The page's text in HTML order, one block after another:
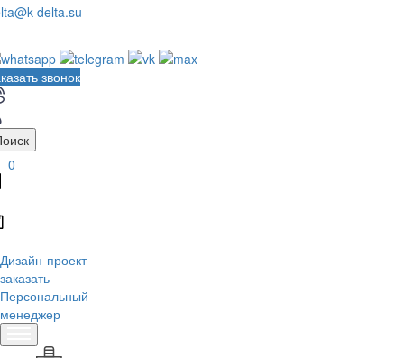
delta.su
звонок
0
Дизайн-проект
заказать
Персональный
менеджер